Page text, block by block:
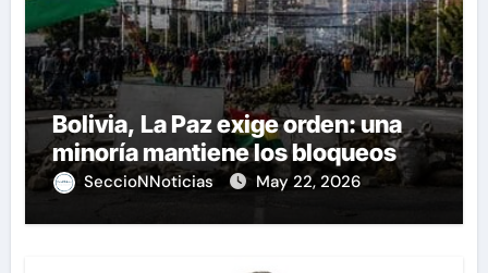
Bolivia, La Paz exige orden: una
minoría mantiene los bloqueos
SeccioNNoticias May 22, 2026